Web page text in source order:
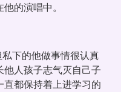
的演唱中。
下的他做事情很认真
他人孩子志气灭自己子
直都保持着上进学习的